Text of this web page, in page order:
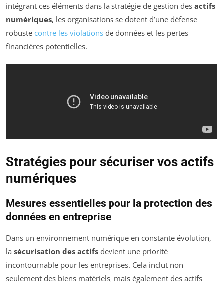
intégrant ces éléments dans la stratégie de gestion des actifs
numériques, les organisations se dotent d’une défense
robuste contre les violations de données et les pertes
financières potentielles.
Stratégies pour sécuriser vos actifs
numériques
Mesures essentielles pour la protection des
données en entreprise
Dans un environnement numérique en constante évolution,
la sécurisation des actifs devient une priorité
incontournable pour les entreprises. Cela inclut non
seulement des biens matériels, mais également des actifs